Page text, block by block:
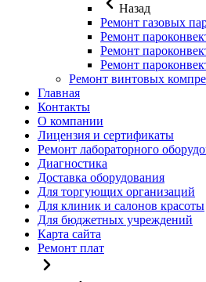
Назад
Ремонт газовых
Ремонт
Ремонт
Ремонт
Ремонт винтовых
Главная
Контакты
О компании
Лицензия и сертификаты
Ремонт лабораторного
Диагностика
Доставка оборудования
Для торгующих организаций
Для клиник и салонов красоты
Для бюджетных учреждений
Карта сайта
Ремонт плат